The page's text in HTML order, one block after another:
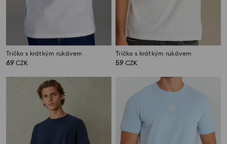
Tričko s krátkým rukávem
69 CZK
Tričko s krátkým rukávem
59 CZK